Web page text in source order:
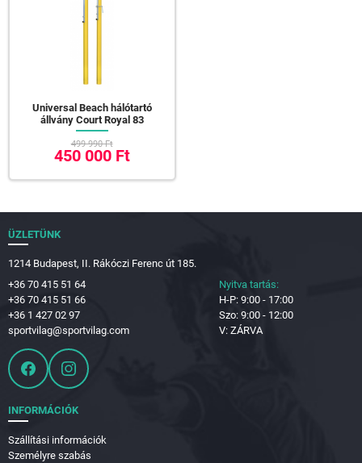
Universal Beach hálótartó
állvány Court Royal 83
499 990 Ft
450 000 Ft
ÜZLETÜNK
1214 Budapest, II. Rákóczi Ferenc út 185.
+36 70 415 51 64
+36 70 415 51 66
+36 1 427 02 97
sportvilag@sportvilag.com
Nyitva tartás:
H-P: 9:00 - 17:00
Szo: 9:00 - 12:00
V: ZÁRVA
INFORMÁCIÓK
Szállítási információk
Személyre szabás